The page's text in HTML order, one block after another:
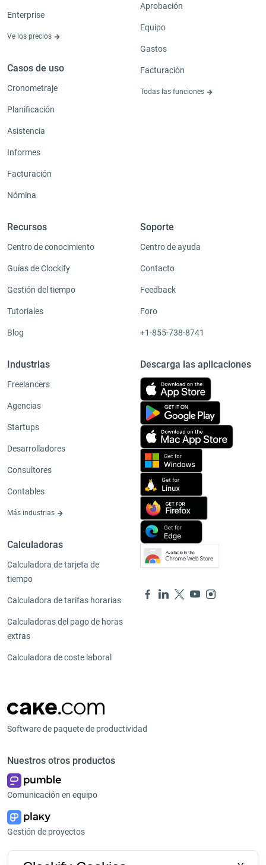
Enterprise
Ve los precios
Casos de uso
Cronometraje
Planificación
Asistencia
Informes
Facturación
Nómina
Aprobación
Equipo
Gastos
Facturación
Todas las funciones
Recursos
Centro de conocimiento
Guías de Clockify
Gestión del tiempo
Tutoriales
Blog
Industrias
Freelancers
Agencias
Startups
Desarrolladores
Consultores
Contables
Más industrias
Calculadoras
Calculadora de tarjeta de
tiempo
Calculadora de tarifas horarias
Calculadoras del pago de horas
extras
Calculadora de coste laboral
Soporte
Centro de ayuda
Contacto
Feedback
Foro
+1-855-738-8741
Descarga las aplicaciones
Software de paquete de productividad
Nuestros otros productos
Comunicación en equipo
Gestión de proyectos